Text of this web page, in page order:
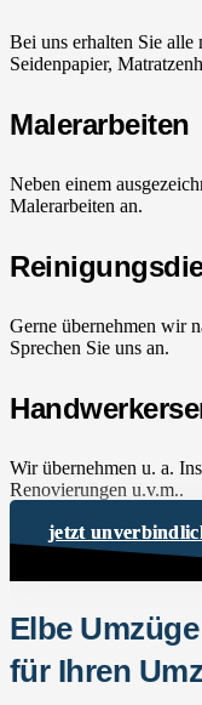
Bei uns erhalten Sie
Seidenpapier,
Malerarbeiten
Neben einem
Malerarbeiten an.
Gerne übernehmen wir
Sprechen Sie uns an.
Wir übernehmen u. a.
Renovierungen u.v.m..
jetzt
Elbe
für Ihren